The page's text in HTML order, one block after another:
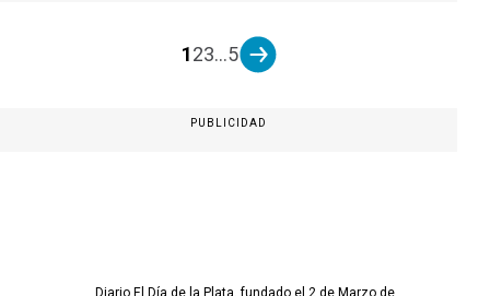
123...5
PUBLICIDAD